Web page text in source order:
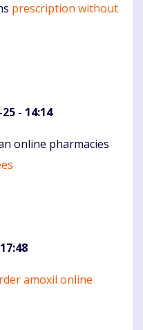
prescription without
- 14:14
online pharmacies
amoxil online